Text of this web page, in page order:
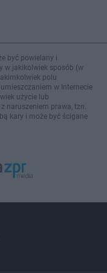
być powielany i
w jakikolwiek sposób (w
polu
w Internecie
użycie lub
naruszeniem prawa, tzn.
kary i może być ścigane